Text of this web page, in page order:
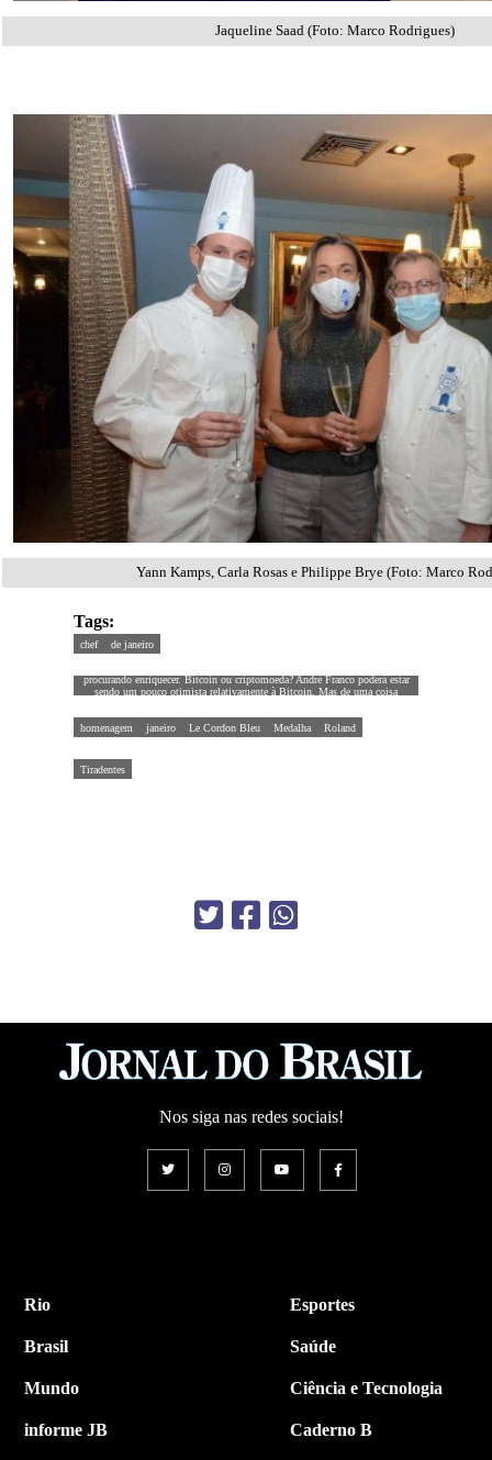
Jaqueline Saad (Foto: Marco Rodrigues)
Yann Kamps, Carla Rosas e Philippe Brye (Foto: Marco
Tags:
chef
de janeiro
procurando enriquecer. Bitcoin ou criptomoeda? André Franco poderá estar
sendo um pouco otimista relativamente à Bitcoin. Mas de uma coisa
homenagem
janeiro Le Cordon Bleu Medalha Roland
Tiradentes
Nos siga nas redes sociais!
Rio
Brasil
Mundo
informe JB
Esportes
Saúde
Ciência e Tecnologia
Caderno B